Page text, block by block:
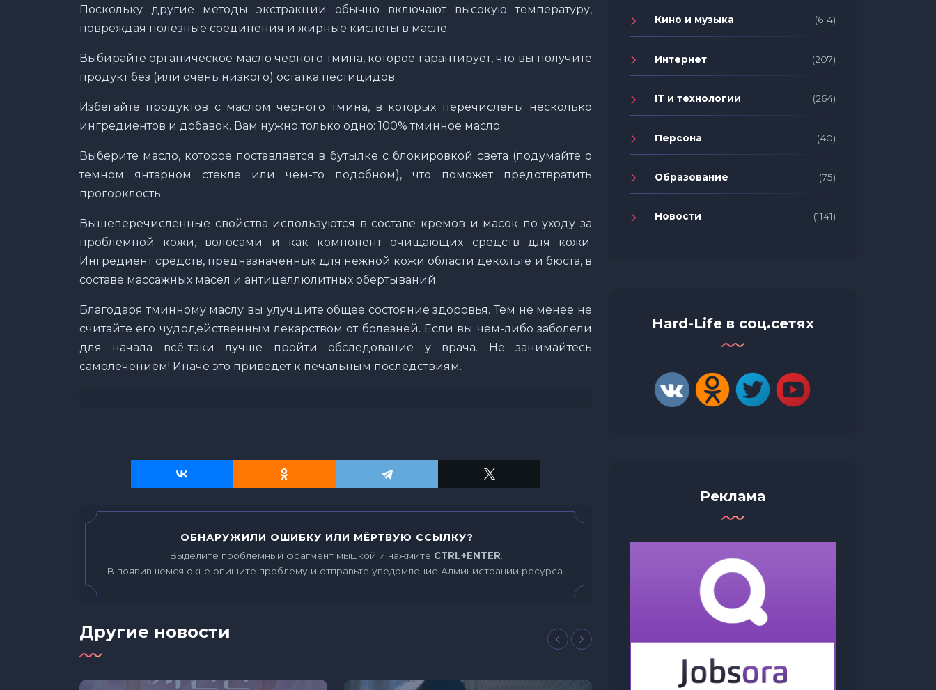
Поскольку другие методы экстракции обычно включают высокую температуру,
повреждая полезные соединения и жирные кислоты в масле.
Выбирайте органическое масло черного тмина, которое гарантирует, что вы получите
продукт без (или очень низкого) остатка пестицидов.
Избегайте продуктов с маслом черного тмина, в которых перечислены несколько
ингредиентов и добавок. Вам нужно только одно: 100% тминное масло.
Выберите масло, которое поставляется в бутылке с блокировкой света (подумайте о
темном янтарном стекле или чем-то подобном), что поможет предотвратить
прогорклость.
Вышеперечисленные свойства используются в составе кремов и масок по уходу за
проблемной кожи, волосами и как компонент очищающих средств для кожи.
Ингредиент средств, предназначенных для нежной кожи области декольте и бюста, в
составе массажных масел и антицеллюлитных обертываний.
Благодаря тминному маслу вы улучшите общее состояние здоровья. Тем не менее не
считайте его чудодейственным лекарством от болезней. Если вы чем-либо заболели
для начала всё-таки лучше пройти обследование у врача. Не занимайтесь
самолечением! Иначе это приведёт к печальным последствиям.
ОБНАРУЖИЛИ ОШИБКУ ИЛИ МЁРТВУЮ ССЫЛКУ?
Выделите проблемный фрагмент мышкой и нажмите CTRL+ENTER
В появившемся окне опишите проблему и отправьте уведомление Администрации ресурса.
Другие новости
Кино и музыка (614)
Интернет (207)
IT и технологии (264)
Персона (40)
Образование (75)
Новости (1141)
Hard-Life в соц.сетях
Реклама